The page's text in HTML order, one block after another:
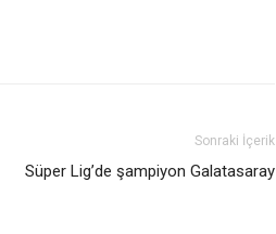
Sonraki İçerik
Süper Lig’de şampiyon Galatasaray